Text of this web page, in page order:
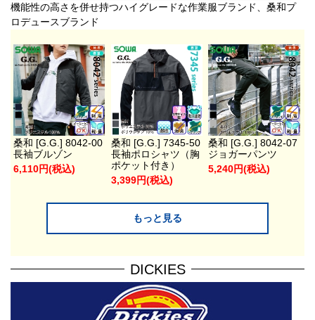
機能性の高さを併せ持つハイグレードな作業服ブランド、桑和プ
ロデュースブランド
桑和 [G.G.] 8042-00
長袖ブルゾン
6,110円(税込)
桑和 [G.G.] 7345-50
長袖ポロシャツ（胸
ポケット付き）
3,399円(税込)
桑和 [G.G.] 8042-07
ジョガーパンツ
5,240円(税込)
もっと見る
DICKIES